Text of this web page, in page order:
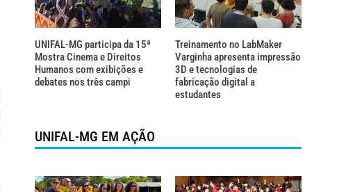
UNIFAL-MG participa da 15ª
Mostra Cinema e Direitos
Humanos com exibições e
debates nos três campi
Treinamento no LabMaker
Varginha apresenta impressão
3D e tecnologias de
fabricação digital a
estudantes
UNIFAL-MG EM AÇÃO